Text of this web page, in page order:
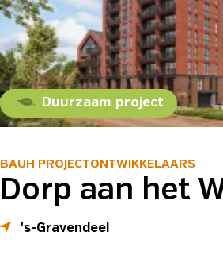
Duurzaam project
BAUH PROJECTONTWIKKELAARS
Dorp aan het
's-Gravendeel